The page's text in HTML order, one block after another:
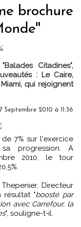
brochure
Citadines",
: Le Caire,
qui rejoignent
2010 à 11:36
sa progression. A
2010, le tour
Directeur
résultat "boosté par
avec Carrefour, la
", souligne-t-il.